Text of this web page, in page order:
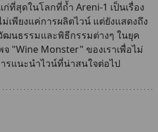
ที่สุดในโลกที่ถ้ำ Areni-1 เป็นเรื่อง
เพียงแค่การผลิตไวน์ แต่ยังแสดงถึง
นธรรมและพิธีกรรมต่างๆ ในยุค
"Wine Monster" ของเราเพื่อไม่
รแนะนำไวน์ที่น่าสนใจต่อไป